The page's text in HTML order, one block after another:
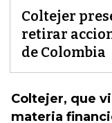
Coltejer
retirar
de Colombia
Coltejer, que
materia